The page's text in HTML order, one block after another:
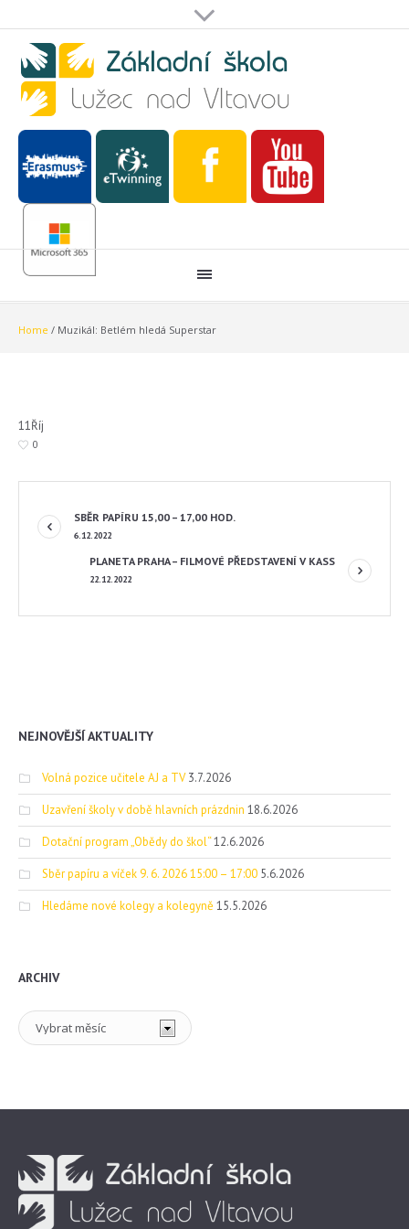
Home / Muzikál: Betlém hledá Superstar
11Říj
0
SBĚR PAPÍRU 15,00 – 17,00 HOD.
6.12.2022
PLANETA PRAHA – FILMOVÉ PŘEDSTAVENÍ V KASS
22.12.2022
NEJNOVĚJŠÍ AKTUALITY
Volná pozice učitele AJ a TV 3.7.2026
Uzavření školy v době hlavních prázdnin 18.6.2026
Dotační program „Obědy do škol“12.6.2026
Sběr papíru a víček 9. 6. 2026 15:00 – 17:00 5.6.2026
Hledáme nové kolegy a kolegyně 15.5.2026
ARCHIV
Archiv